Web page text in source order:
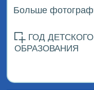
Больше
ГОД
ОБРАЗОВАНИЯ